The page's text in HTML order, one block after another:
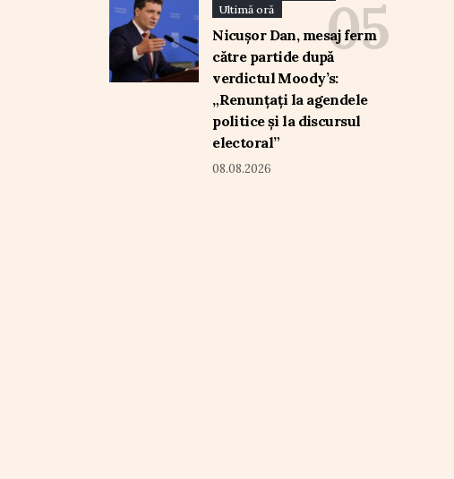
Ultimă oră
Nicușor Dan, mesaj ferm
către partide după
verdictul Moody’s:
„Renunțați la agendele
politice și la discursul
electoral”
08.08.2026